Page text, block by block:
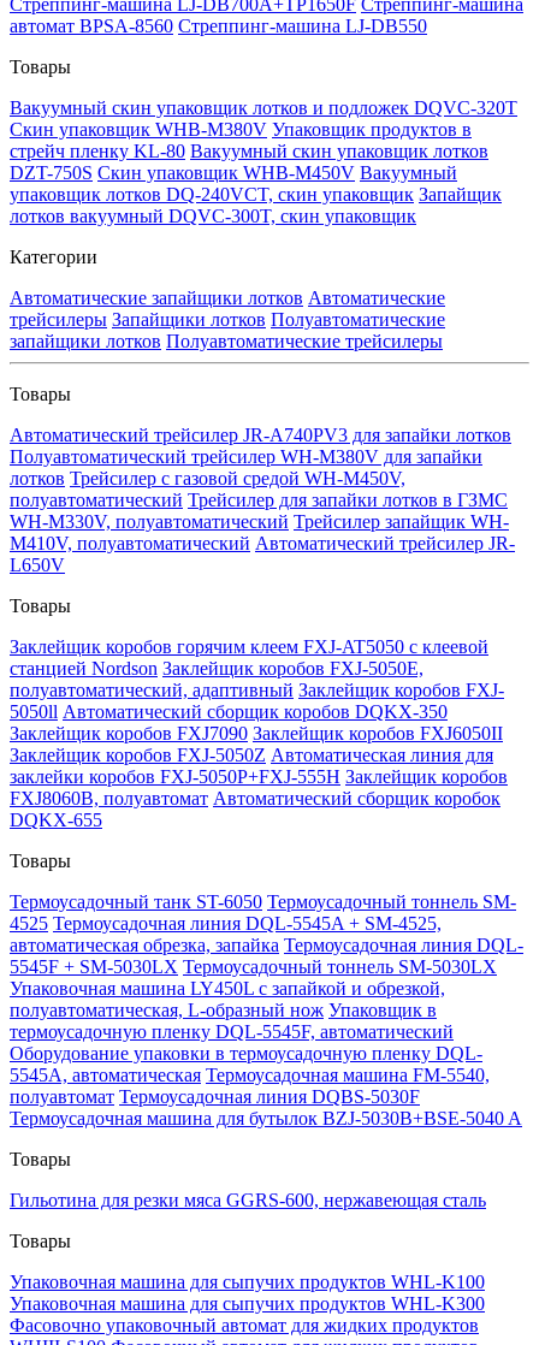
Стреппинг-машина LJ-DB700A+TP1650F Стреппинг-машина
автомат BPSA-8560 Стреппинг-машина LJ-DB550
Товары
Вакуумный скин упаковщик лотков и подложек DQVC-320T
Скин упаковщик WHB-M380V Упаковщик продуктов в
стрейч пленку KL-80 Вакуумный скин упаковщик лотков
DZT-750S Скин упаковщик WHB-M450V Вакуумный
упаковщик лотков DQ-240VCT, скин упаковщик Запайщик
лотков вакуумный DQVC-300T, скин упаковщик
Категории
Автоматические запайщики лотков Автоматические
трейсилеры Запайщики лотков Полуавтоматические
запайщики лотков Полуавтоматические трейсилеры
Товары
Автоматический трейсилер JR-A740PV3 для запайки лотков
Полуавтоматический трейсилер WH-M380V для запайки
лотков Трейсилер с газовой средой WH-M450V,
полуавтоматический Трейсилер для запайки лотков в ГЗМС
WH-M330V, полуавтоматический Трейсилер запайщик WH-
M410V, полуавтоматический Автоматический трейсилер JR-
L650V
Товары
Заклейщик коробов горячим клеем FXJ-AT5050 с клеевой
станцией Nordson Заклейщик коробов FXJ-5050E,
полуавтоматический, адаптивный Заклейщик коробов FXJ-
5050ll Автоматический сборщик коробов DQKX-350
Заклейщик коробов FXJ7090 Заклейщик коробов FXJ6050II
Заклейщик коробов FXJ-5050Z Автоматическая линия для
заклейки коробов FXJ-5050P+FXJ-555H Заклейщик коробов
FXJ8060B, полуавтомат Автоматический сборщик коробок
DQKX-655
Товары
Термоусадочный танк ST-6050 Термоусадочный тоннель SM-
4525 Термоусадочная линия DQL-5545A + SM-4525,
автоматическая обрезка, запайка Термоусадочная линия DQL-
5545F + SM-5030LX Термоусадочный тоннель SM-5030LX
Упаковочная машина LY450L с запайкой и обрезкой,
полуавтоматическая, L-образный нож Упаковщик в
термоусадочную пленку DQL-5545F, автоматический
Оборудование упаковки в термоусадочную пленку DQL-
5545A, автоматическая Термоусадочная машина FM-5540,
полуавтомат Термоусадочная линия DQBS-5030F
Термоусадочная машина для бутылок BZJ-5030B+BSE-5040 A
Товары
Гильотина для резки мяса GGRS-600, нержавеющая сталь
Товары
Упаковочная машина для сыпучих продуктов WHL-K100
Упаковочная машина для сыпучих продуктов WHL-K300
Фасовочно упаковочный автомат для жидких продуктов